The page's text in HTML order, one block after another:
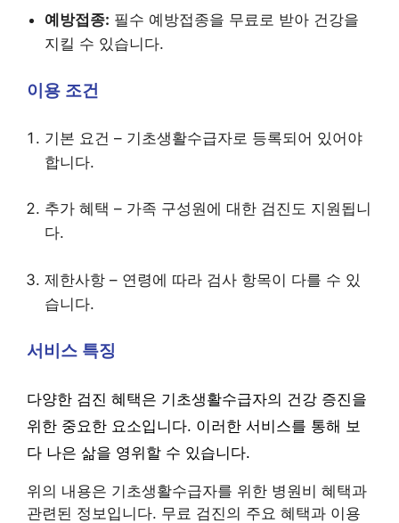
예방접종: 필수 예방접종을 무료로 받아 건강을
지킬 수 있습니다.
이용 조건
기본 요건 – 기초생활수급자로 등록되어 있어야
합니다.
추가 혜택 – 가족 구성원에 대한 검진도 지원됩니
다.
제한사항 – 연령에 따라 검사 항목이 다를 수 있
습니다.
서비스 특징
다양한 검진 혜택은 기초생활수급자의 건강 증진을
위한 중요한 요소입니다. 이러한 서비스를 통해 보
다 나은 삶을 영위할 수 있습니다.
위의 내용은 기초생활수급자를 위한 병원비 혜택과
관련된 정보입니다. 무료 검진의 주요 혜택과 이용